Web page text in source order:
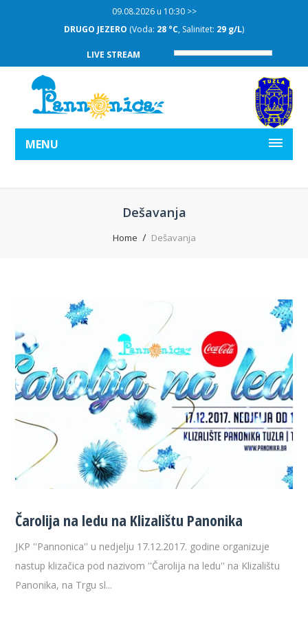
09.08.2026 u 10:30 >>
SLAPOVI(Voda:28 °C, Salinitet:30 g/L )
LIVE STREAM
MENU
Dešavanja
Home Dešavanja
Čarolija na ledu na Klizalištu Panonika
JKP ''Pannonica'' u nedjelju 17.12.2017. godine organizuje
nastup klizačica pod nazivom ''Čarolija na ledu'' na Klizalištu
Panonika, na Trgu sl...